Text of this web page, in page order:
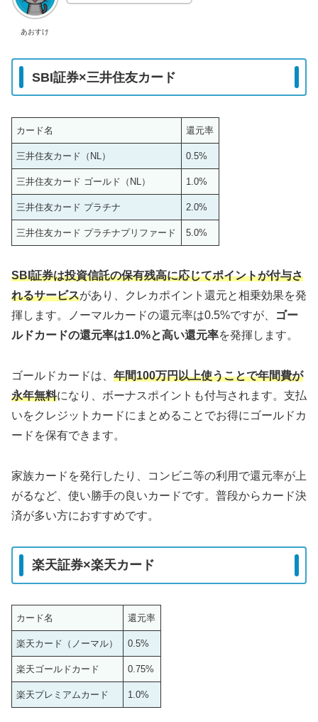
あおすけ
SBI証券×三井住友カード
カード名 還元率
三井住友カード（NL） 0.5%
三井住友カード ゴールド（NL） 1.0%
三井住友カード プラチナ 2.0%
三井住友カード プラチナプリファード 5.0%
SBI証券は投資信託の保有残高に応じてポイントが付与さ
れるサービスがあり、クレカポイント還元と相乗効果を発
揮します。ノーマルカードの還元率は0.5%ですが、
ゴー
ルドカードの還元率は1.0%と高い還元率を発揮します。
ゴールドカードは、 年間100万円以上使うことで年間費が
永年無料になり、ボーナスポイントも付与されます。支払
いをクレジットカードにまとめることでお得にゴールドカ
ードを保有できます。
家族カードを発行したり、コンビニ等の利用で還元率が上
がるなど、使い勝手の良いカードです。普段からカード決
済が多い方におすすめです。
楽天証券×楽天カード
カード名 還元率
楽天カード（ノーマル） 0.5%
楽天ゴールドカード 0.75%
楽天プレミアムカード 1.0%